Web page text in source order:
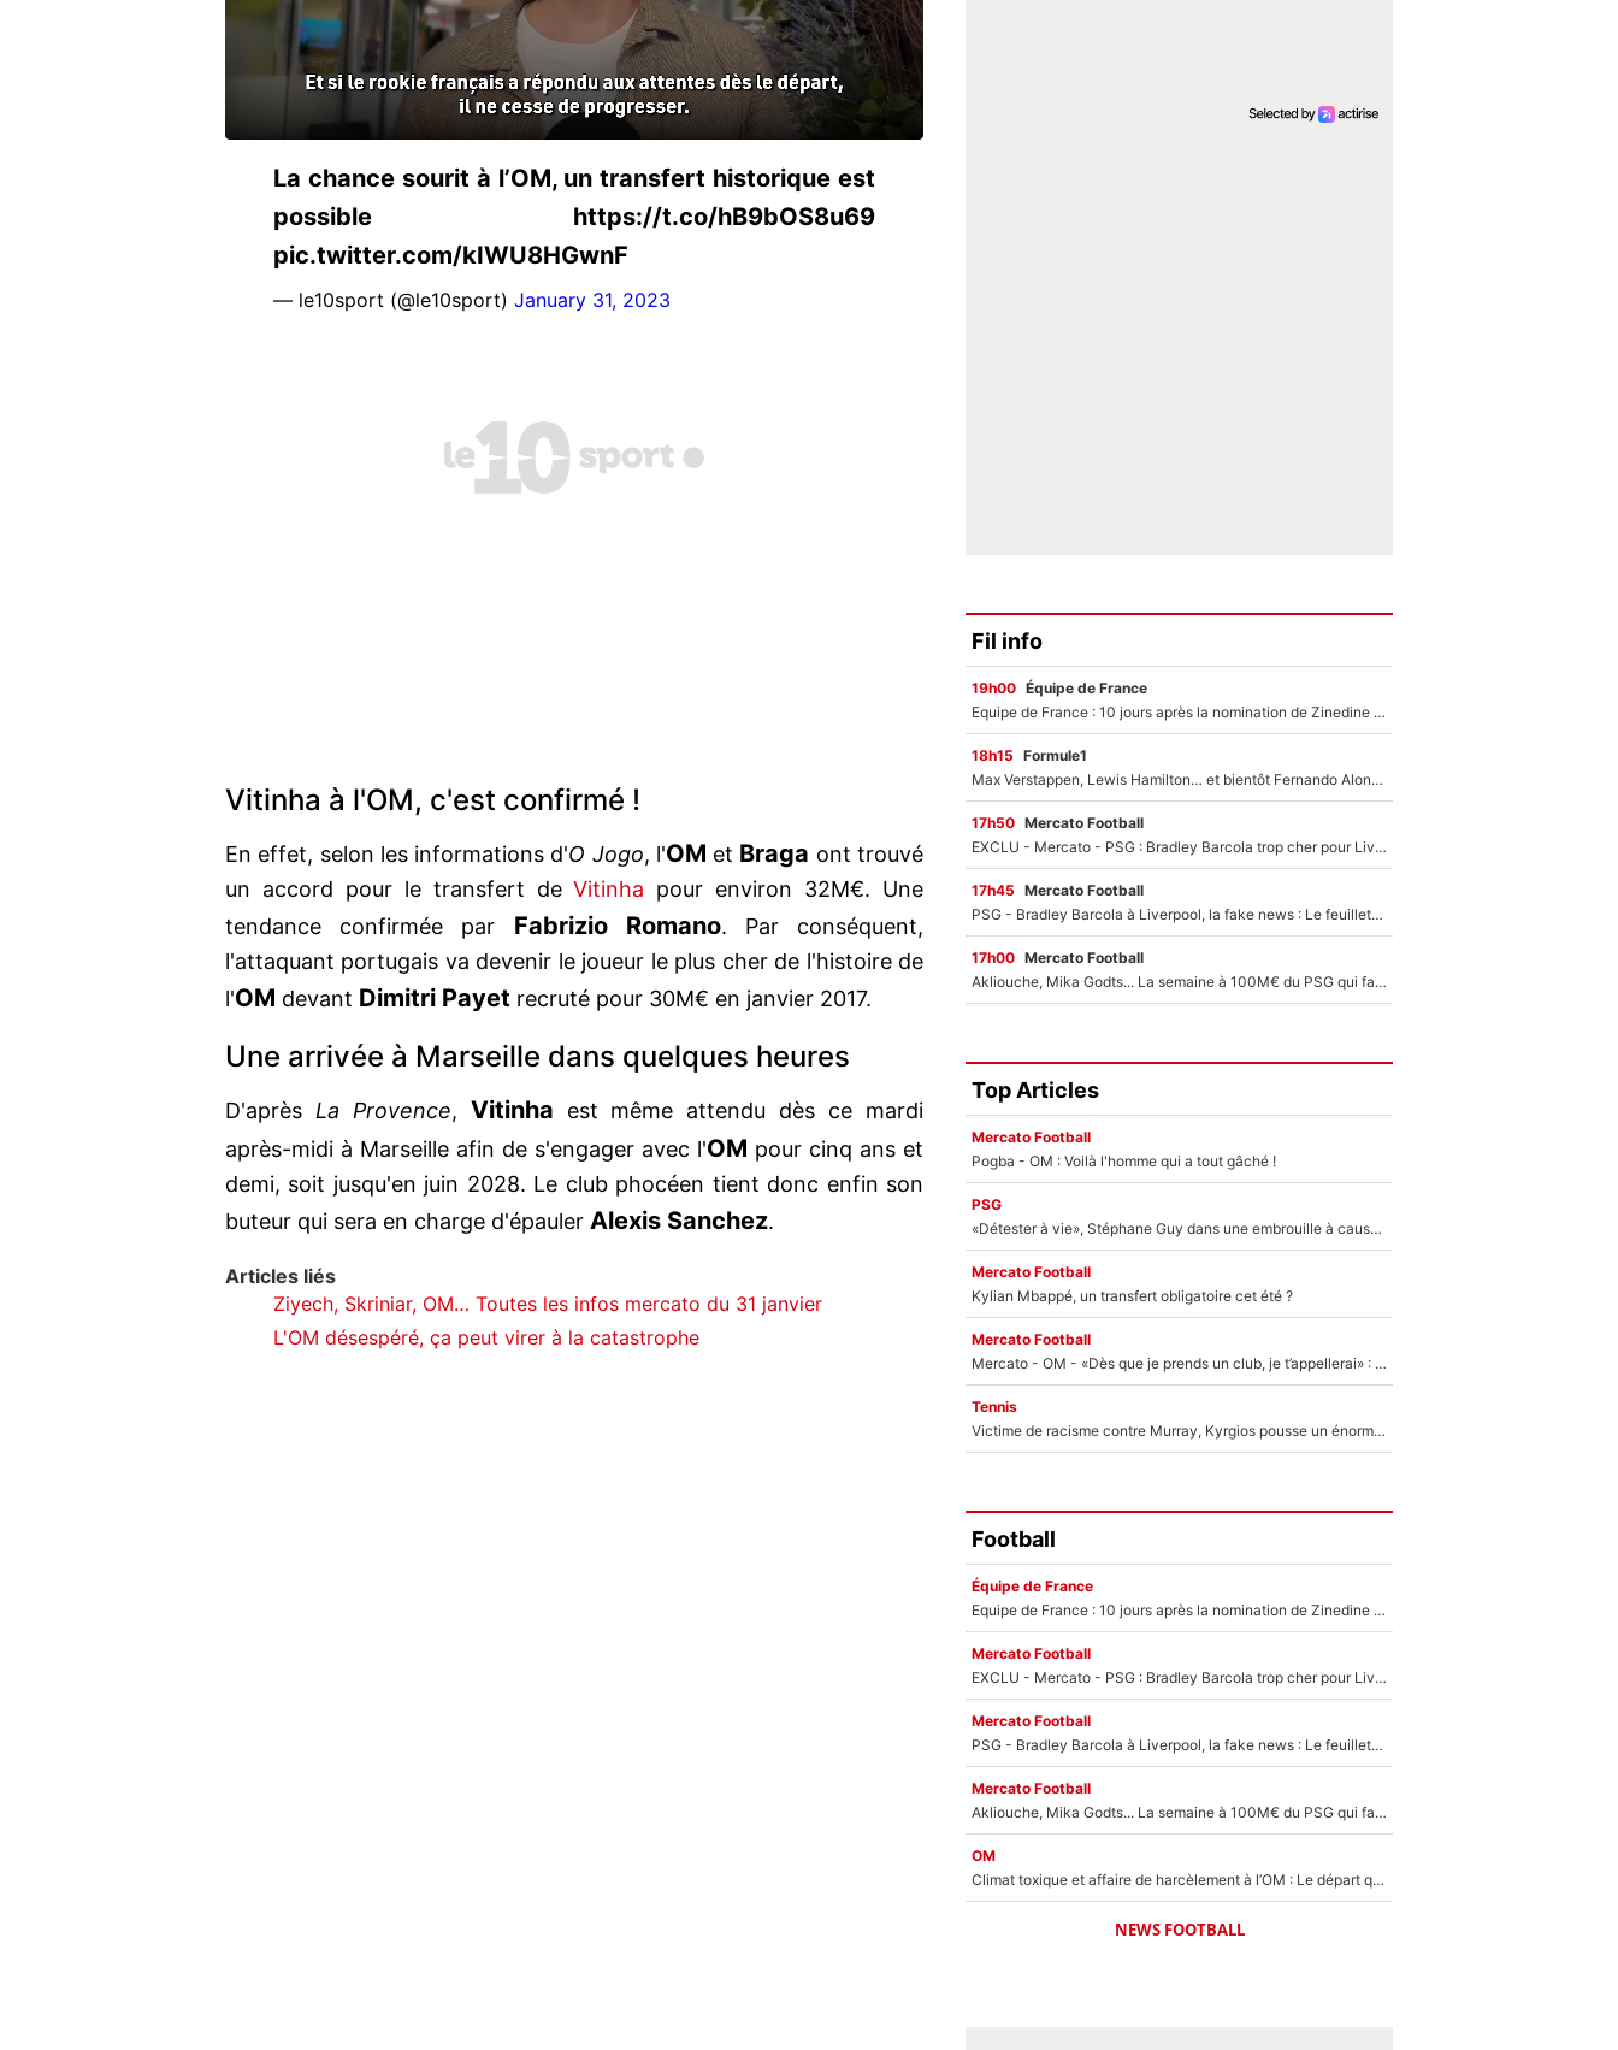
La chance sourit à l’OM, un transfert historique est
possible https://t.co/hB9bOS8u69
pic.twitter.com/kIWU8HGwnF
— le10sport (@le10sport) January 31, 2023
Vitinha à l'OM, c'est confirmé !
En effet, selon les informations d'O Jogo, l'OM et Braga ont trouvé
un accord pour le transfert deVitinha pour environ 32M€. Une
tendance confirmée par Fabrizio Romano. Par conséquent,
l'attaquant portugais va devenir le joueur le plus cher de l'histoire de
l'OM devant Dimitri Payet recruté pour 30M€ en janvier 2017.
Une arrivée à Marseille dans quelques heures
D'après La Provence, Vitinha est même attendu dès ce mardi
après-midi à Marseille afin de s'engager avec l'OM pour cinq ans et
demi, soit jusqu'en juin 2028. Le club phocéen tient donc enfin son
buteur qui sera en charge d'épauler Alexis Sanchez.
Articles liés
Ziyech, Skriniar, OM… Toutes les infos mercato du 31 janvier
L'OM désespéré, ça peut virer à la catastrophe
Fil info
19h00 Équipe de France
Equipe de France : 10 jours après la nomination de Zinedine Zidane, c'est au tour de son fils de prendre un nouveau départ !
18h15 Formule1
Max Verstappen, Lewis Hamilton… et bientôt Fernando Alonso ? Le classement des pilotes les mieux payés en Formule 1 risque de changer !
17h50 Mercato Football
EXCLU - Mercato - PSG : Bradley Barcola trop cher pour Liverpool
17h45 Mercato Football
PSG - Bradley Barcola à Liverpool, la fake news : Le feuilleton continue !
17h00 Mercato Football
Akliouche, Mika Godts... La semaine à 100M€ du PSG qui fait basculer le mercato du PSG !
Top Articles
Mercato Football
Pogba - OM : Voilà l'homme qui a tout gâché !
PSG
«Détester à vie», Stéphane Guy dans une embrouille à cause du PSG !
Mercato Football
Kylian Mbappé, un transfert obligatoire cet été ?
Mercato Football
Mercato - OM - «Dès que je prends un club, je t’appellerai» : La promesse de Marcelino au moment de claquer la porte
Tennis
Victime de racisme contre Murray, Kyrgios pousse un énorme coup de gueule !
Football
Équipe de France
Equipe de France : 10 jours après la nomination de Zinedine Zidane, c'est au tour de son fils de prendre un nouveau départ !
Mercato Football
EXCLU - Mercato - PSG : Bradley Barcola trop cher pour Liverpool
Mercato Football
PSG - Bradley Barcola à Liverpool, la fake news : Le feuilleton continue !
Mercato Football
Akliouche, Mika Godts... La semaine à 100M€ du PSG qui fait basculer le mercato du PSG !
OM
Climat toxique et affaire de harcèlement à l’OM : Le départ qui soulage le vestiaire de Bruno Genesio
NEWS FOOTBALL